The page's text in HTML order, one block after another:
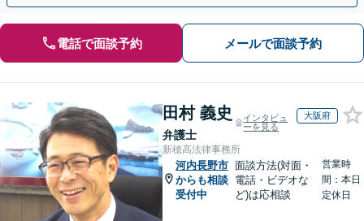
電話で面談予約 メールで面談予約
田村 義史
弁護士
インタビュ
ーを見る
大阪府
新穂高法律事務所
河内長野市
からも相談
受付中
面談方法(対面・
電話・ビデオな
ど)は応相談
営業時
間：本日
定休日